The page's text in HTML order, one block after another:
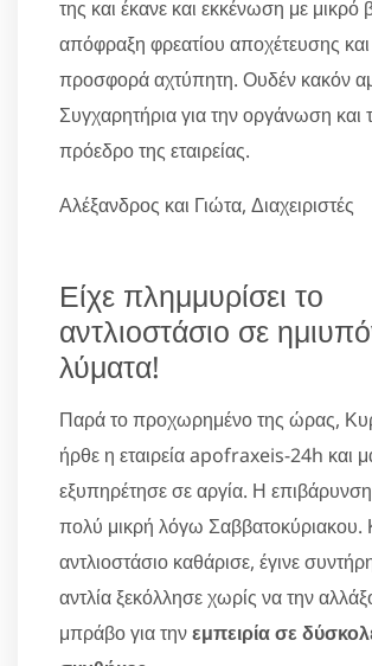
της και έκανε και εκκένωση με μικρό
απόφραξη φρεατίου αποχέτευσης
προσφορά αχτύπητη. Ουδέν κακόν
Συγχαρητήρια για την οργάνωση και
πρόεδρο της εταιρείας.
Αλέξανδρος και Γιώτα, Διαχειριστές
Είχε πλημμυρίσει το
αντλιοστάσιο σε
λύματα!
Παρά το προχωρημένο της ώρας,
ήρθε η εταιρεία apofraxeis-24h και
εξυπηρέτησε σε αργία. Η επιβάρυνση
πολύ μικρή λόγω Σαββατοκύριακου.
αντλιοστάσιο καθάρισε, έγινε
αντλία ξεκόλλησε χωρίς να την
μπράβο για τηνεμπειρία σε